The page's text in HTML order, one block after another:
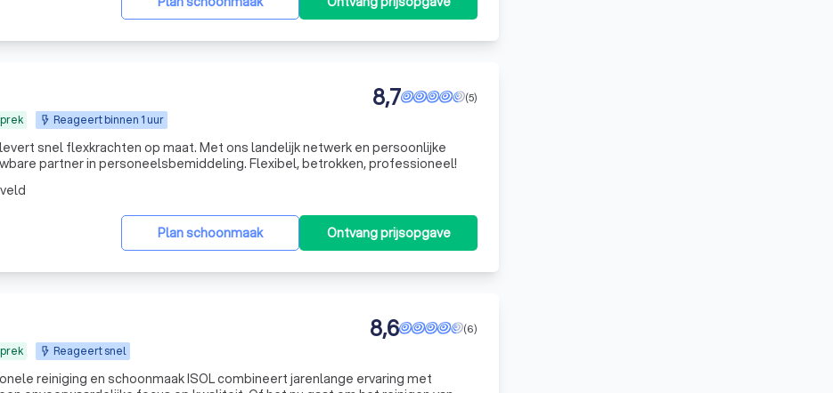
Reageert binnen 1 uur
(5)
8,7
levert snel flexkrachten op maat. Met ons landelijk netwerk en persoonlijke
partner in personeelsbemiddeling. Flexibel, betrokken, professioneel!
Plan schoonmaak Ontvang prijsopgave
Reageert snel
(6)
8,6
reiniging en schoonmaak ISOL combineert jarenlange ervaring met